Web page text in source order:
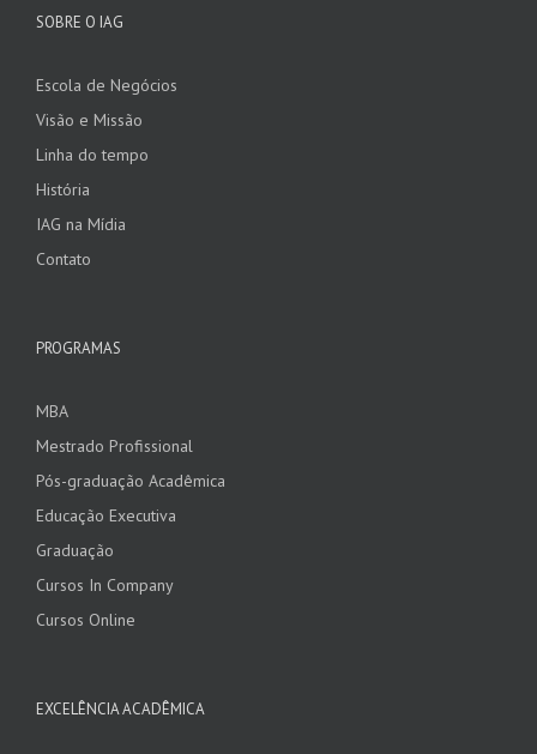
SOBRE O IAG
Escola de Negócios
Visão e Missão
Linha do tempo
História
IAG na Mídia
Contato
PROGRAMAS
MBA
Mestrado Profissional
Pós-graduação Acadêmica
Educação Executiva
Graduação
Cursos In Company
Cursos Online
EXCELÊNCIA ACADÊMICA